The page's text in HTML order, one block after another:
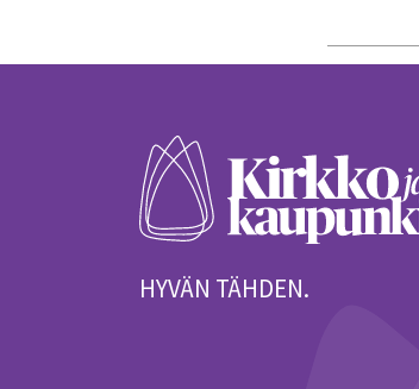
HYVÄN TÄHDEN.